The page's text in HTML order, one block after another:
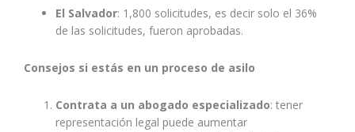
El Salvador: 1,800 solicitudes, es decir solo el 36%
de las solicitudes, fueron aprobadas.
Consejos si estás en un proceso de asilo
Contrata a un abogado especializado: tener
representación legal puede aumentar